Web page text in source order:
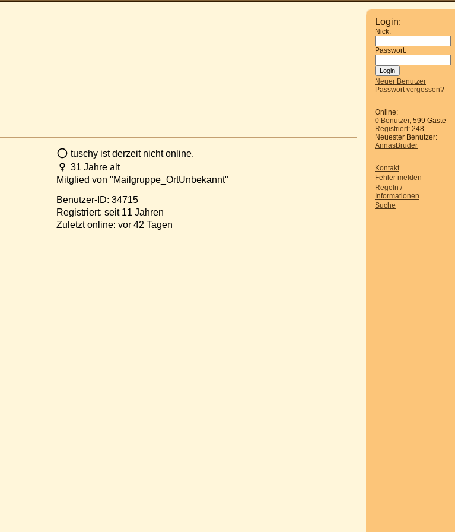
Login:
Nick:
Passwort:
Neuer Benutzer
Passwort vergessen?
Online:
0 Benutzer, 599 Gäste
Registriert: 248
Neuester Benutzer:
AnnasBruder
Kontakt
Fehler melden
Regeln /
Informationen
Suche
tuschy ist derzeit nicht online.
31 Jahre alt
Mitglied von "Mailgruppe_OrtUnbekannt"
Benutzer-ID: 34715
Registriert: seit 11 Jahren
Zuletzt online: vor 42 Tagen